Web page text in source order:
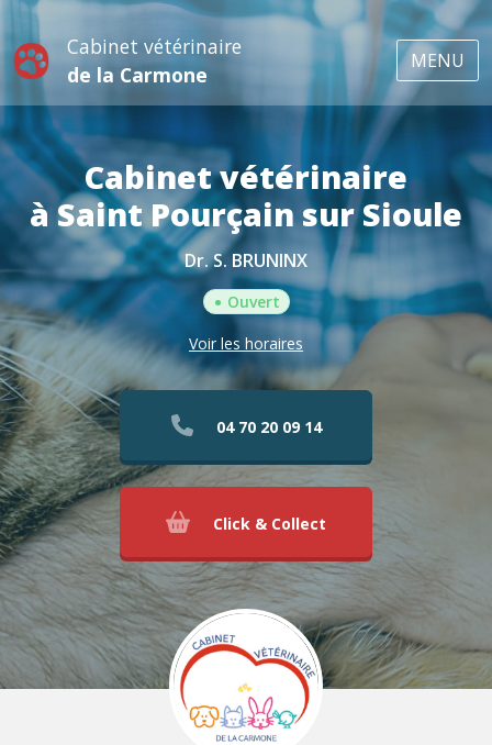
Cabinet vétérinaire
de la Carmone
MENU
Cabinet vétérinaire
à Saint Pourçain sur Sioule
Dr. S. BRUNINX
• Ouvert
Voir les horaires
04 70 20 09 14
Click & Collect